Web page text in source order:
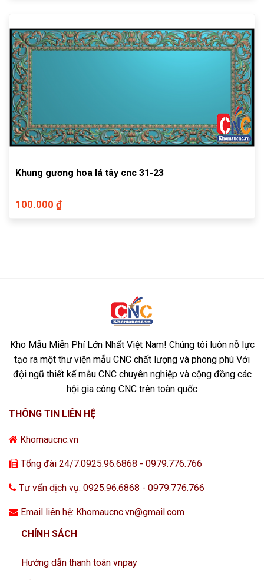
Khung gương hoa lá tây cnc 31-23
100.000 ₫
Kho Mẫu Miễn Phí Lớn Nhất Việt Nam! Chúng tôi luôn nỗ lực
tạo ra một thư viện mẫu CNC chất lượng và phong phú Với
đội ngũ thiết kế mẫu CNC chuyên nghiệp và cộng đồng các
hội gia công CNC trên toàn quốc
THÔNG TIN LIÊN HỆ
Khomaucnc.vn
Tổng đài 24/7:0925.96.6868 - 0979.776.766
Tư vấn dịch vụ: 0925.96.6868 - 0979.776.766
Email liên hệ: Khomaucnc.vn@gmail.com
CHÍNH SÁCH
Hướng dẫn thanh toán vnpay